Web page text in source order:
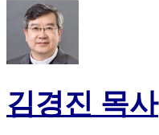
김경진 목사